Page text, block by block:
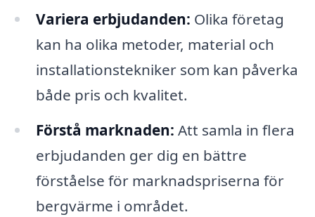
Variera erbjudanden: Olika företag
kan ha olika metoder, material och
installationstekniker som kan påverka
både pris och kvalitet.
Förstå marknaden: Att samla in flera
erbjudanden ger dig en bättre
förståelse för marknadspriserna för
bergvärme i området.